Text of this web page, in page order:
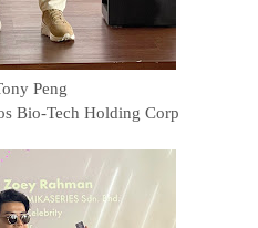
Peng
Bio-Tech Holding Corp